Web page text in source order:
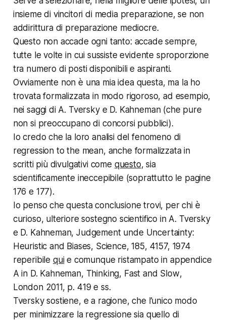
insieme di vincitori di media preparazione, se non
addirittura di preparazione mediocre.
Questo non accade ogni tanto: accade sempre,
tutte le volte in cui sussiste evidente sproporzione
tra numero di posti disponibili e aspiranti.
Ovviamente non è una mia idea questa, ma la ho
trovata formalizzata in modo rigoroso, ad esempio,
nei saggi di A. Tversky e D. Kahneman (che pure
non si preoccupano di concorsi pubblici).
Io credo che la loro analisi del fenomeno di
regression to the mean, anche formalizzata in
scritti più divulgativi come questo, sia
scientificamente ineccepibile (soprattutto le pagine
176 e 177).
Io penso che questa conclusione trovi, per chi è
curioso, ulteriore sostegno scientifico in A. Tversky
e D. Kahneman,Judgement unde Uncertainty:
Heuristic and Biases, Science, 185, 4157, 1974
reperibile quie comunque ristampato in appendice
A in D. Kahneman, Thinking, Fast and Slow,
London 2011, p. 419 e ss.
Tversky sostiene, e a ragione, che l’unico modo
per minimizzare la regressione sia quello di